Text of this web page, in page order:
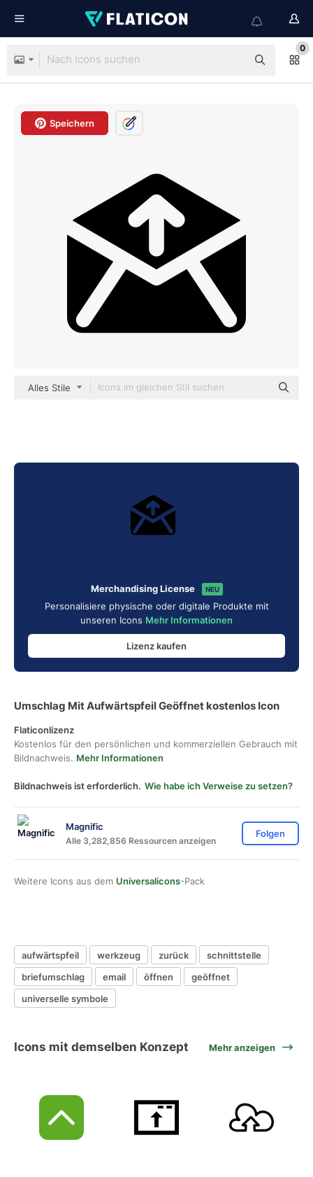
0
Speichern
Alles Stile
Merchandising License NEU
Personalisiere physische oder digitale Produkte mit
unseren Icons Mehr Informationen
Lizenz kaufen
Umschlag Mit Aufwärtspfeil Geöffnet kostenlos Icon
Flaticonlizenz
Kostenlos für den persönlichen und kommerziellen Gebrauch mit
Bildnachweis. Mehr Informationen
Bildnachweis ist erforderlich. Wie habe ich Verweise zu setzen?
Magnific
Alle 3,282,856 Ressourcen anzeigen
Folgen
Weitere Icons aus dem Universalicons-Pack
aufwärtspfeil werkzeug zurück
schnittstelle
briefumschlag
email öffnen
geöffnet
universelle symbole
Icons mit demselben Konzept Mehr anzeigen